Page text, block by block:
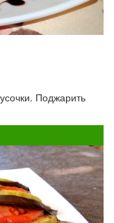
Поджарить